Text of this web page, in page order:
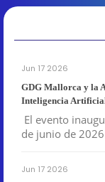
Jun 17 2026
GDG Mallorca y la
Inteligencia
El evento
de junio de
Jun 17 2026